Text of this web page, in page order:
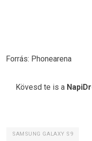
Forrás: Phonearena
Kövesd te is a
SAMSUNG GALAXY S9